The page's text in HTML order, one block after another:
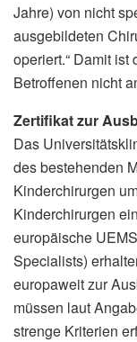
Jahre) von nicht
ausgebildeten
operiert.“ Damit
Betroffenen nicht
Zertifikat zur
Das
des bestehenden
Kinderchirurgen
Kinderchirurgen
europäische
Specialists)
europaweit zur
müssen laut
strenge Kriterien